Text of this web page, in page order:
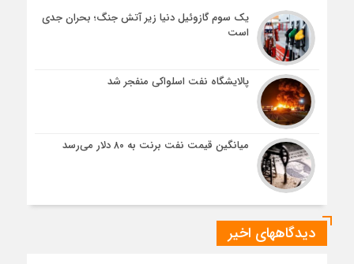
یک سوم گازوئیل دنیا زیر آتش جنگ؛ بحران جدی
است
پالایشگاه نفت اسلواکی منفجر شد
میانگین قیمت نفت برنت به ۸۰ دلار می‌رسد
دیدگاههای اخیر